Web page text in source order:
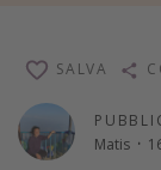
Altri argomenti
Travel
Matis ·
SALVA